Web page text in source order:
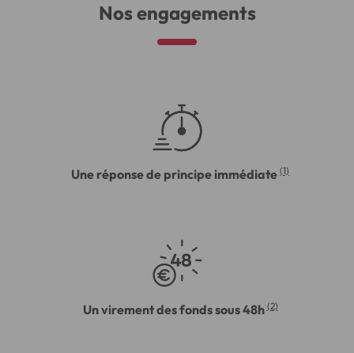
Nos engagements
Une réponse de principe immédiate (1)
Un virement des fonds sous 48h (2)